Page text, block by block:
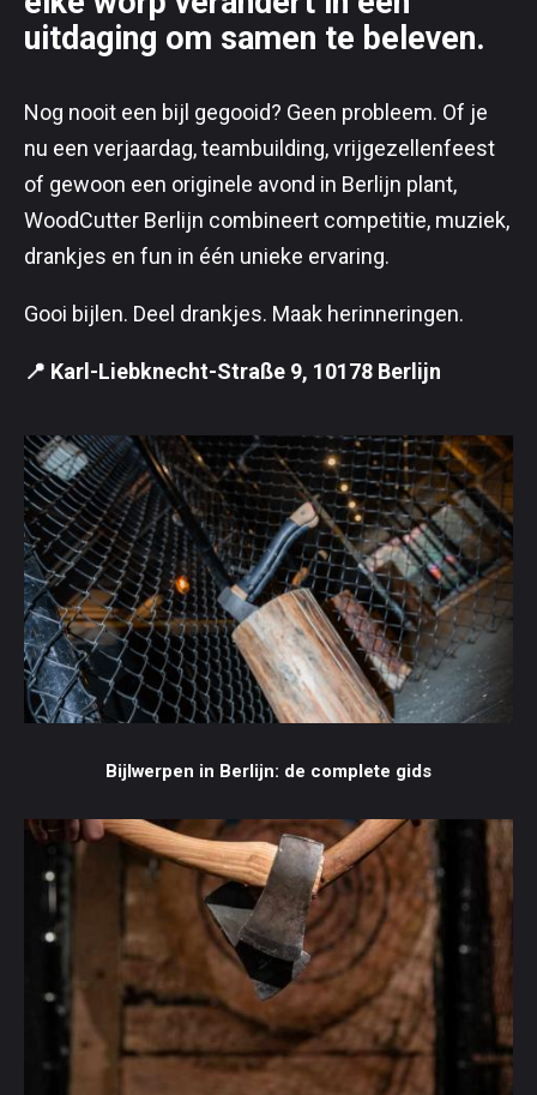
uitdaging om samen te beleven.
Nog nooit een bijl gegooid? Geen probleem. Of je
nu een verjaardag, teambuilding, vrijgezellenfeest
of gewoon een originele avond in Berlijn plant,
WoodCutter Berlijn combineert competitie, muziek,
drankjes en fun in één unieke ervaring.
Gooi bijlen. Deel drankjes. Maak herinneringen.
📍 Karl-Liebknecht-Straße 9, 10178 Berlijn
Bijlwerpen in Berlijn: de complete gids